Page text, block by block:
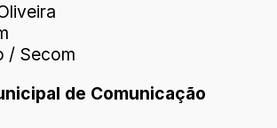
/ Secom
de Comunicação